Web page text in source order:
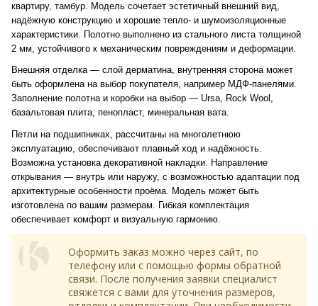
квартиру, тамбур. Модель сочетает эстетичный внешний вид,
надёжную конструкцию и хорошие тепло- и шумоизоляционные
характеристики. Полотно выполнено из стального листа толщиной
2 мм, устойчивого к механическим повреждениям и деформации.
Внешняя отделка — слой дерматина, внутренняя сторона может
быть оформлена на выбор покупателя, например МДФ-панелями.
Заполнение полотна и коробки на выбор — Ursa, Rock Wool,
базальтовая плита, пенопласт, минеральная вата.
Петли на подшипниках, рассчитаны на многолетнюю
эксплуатацию, обеспечивают плавный ход и надёжность.
Возможна установка декоративной накладки. Направление
открывания — внутрь или наружу, с возможностью адаптации под
архитектурные особенности проёма. Модель может быть
изготовлена по вашим размерам. Гибкая комплектация
обеспечивает комфорт и визуальную гармонию.
Оформить заказ можно через сайт, по
телефону или с помощью формы обратной
связи. После получения заявки специалист
свяжется с вами для уточнения размеров,